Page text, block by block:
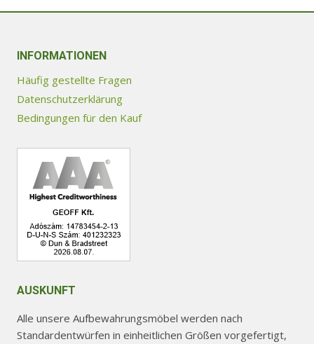
INFORMATIONEN
Häufig gestellte Fragen
Datenschutzerklärung
Bedingungen für den Kauf
AUSKUNFT
Alle unsere Aufbewahrungsmöbel werden nach
Standardentwürfen in einheitlichen Größen vorgefertigt,